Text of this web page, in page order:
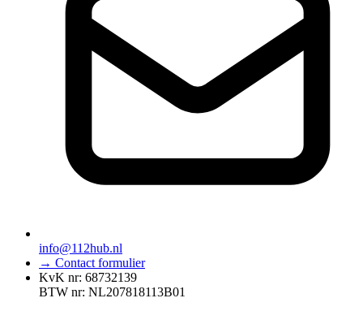
info@112hub.nl
→ Contact formulier
KvK nr: 68732139
BTW nr: NL207818113B01